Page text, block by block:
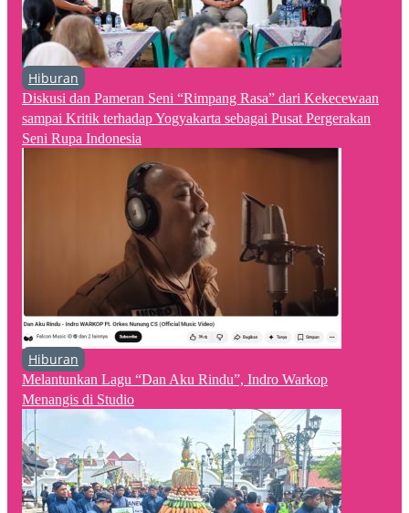
Hiburan
Diskusi dan Pameran Seni “Rimpang Rasa” dari Kekecewaan
sampai Kritik terhadap Yogyakarta sebagai Pusat Pergerakan
Seni Rupa Indonesia
Hiburan
Melantunkan Lagu “Dan Aku Rindu”, Indro Warkop
Menangis di Studio